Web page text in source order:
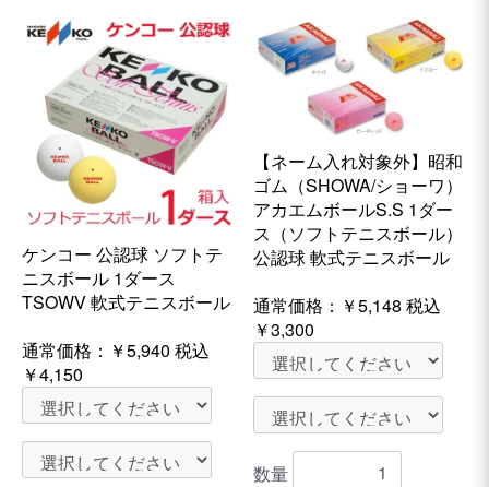
ケンコー 公認球 ソフトテ
ニスボール 1ダース
TSOWV 軟式テニスボール
通常価格： ￥5,940 税込
￥4,150
【ネーム入れ対象外】昭和
ゴム（SHOWA/ショーワ）
アカエムボールS.S 1ダー
ス（ソフトテニスボール）
公認球 軟式テニスボール
通常価格： ￥5,148 税込
￥3,300
数量